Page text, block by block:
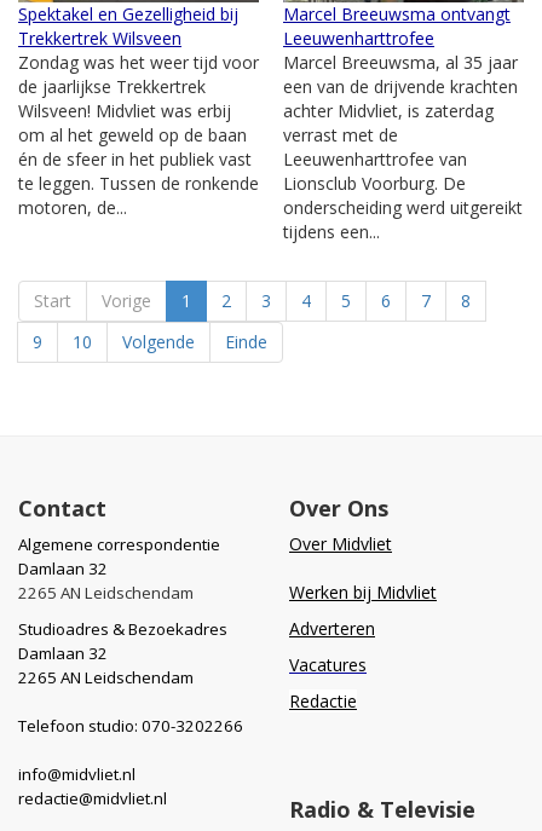
Spektakel en Gezelligheid bij
Trekkertrek Wilsveen
Zondag was het weer tijd voor
de jaarlijkse Trekkertrek
Wilsveen! Midvliet was erbij
om al het geweld op de baan
én de sfeer in het publiek vast
te leggen. Tussen de ronkende
motoren, de...
Marcel Breeuwsma ontvangt
Leeuwenharttrofee
Marcel Breeuwsma, al 35 jaar
een van de drijvende krachten
achter Midvliet, is zaterdag
verrast met de
Leeuwenharttrofee van
Lionsclub Voorburg. De
onderscheiding werd uitgereikt
tijdens een...
Start Vorige 1 2 3 4 5 6 7
8
9
10 Volgende Einde
Contact
Algemene correspondentie
Damlaan 32
2265 AN Leidschendam
Studioadres & Bezoekadres
Damlaan 32
2265 AN Leidschendam
Telefoon studio: 070-3202266
info@midvliet.nl
redactie@midvliet.nl
Over Ons
Over Midvliet
Werken bij Midvliet
Adverteren
Vacatures
Redactie
Radio & Televisie